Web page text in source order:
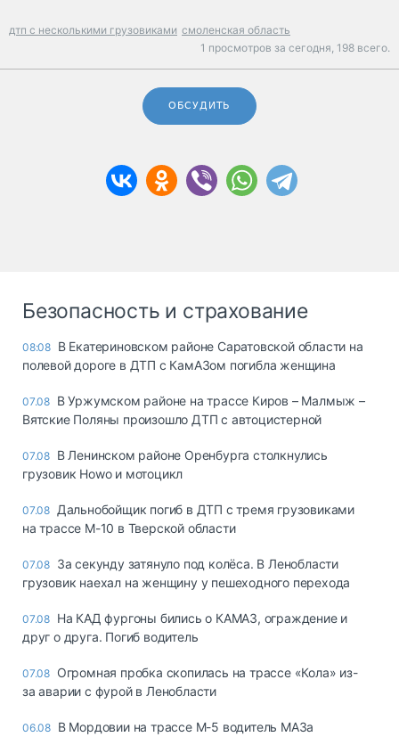
дтп с несколькими грузовиками смоленская область
1 просмотров за сегодня, 198 всего.
ОБСУДИТЬ
Безопасность и страхование
08:08 В Екатериновском районе Саратовской области на
полевой дороге в ДТП с КамАЗом погибла женщина
07.08 В Уржумском районе на трассе Киров – Малмыж –
Вятские Поляны произошло ДТП с автоцистерной
07.08 В Ленинском районе Оренбурга столкнулись
грузовик Howo и мотоцикл
07.08 Дальнобойщик погиб в ДТП с тремя грузовиками
на трассе М-10 в Тверской области
07.08 За секунду затянуло под колёса. В Ленобласти
грузовик наехал на женщину у пешеходного перехода
07.08 На КАД фургоны бились о КАМАЗ, ограждение и
друг о друга. Погиб водитель
07.08 Огромная пробка скопилась на трассе «Кола» из-
за аварии с фурой в Ленобласти
06.08 В Мордовии на трассе М-5 водитель МАЗа